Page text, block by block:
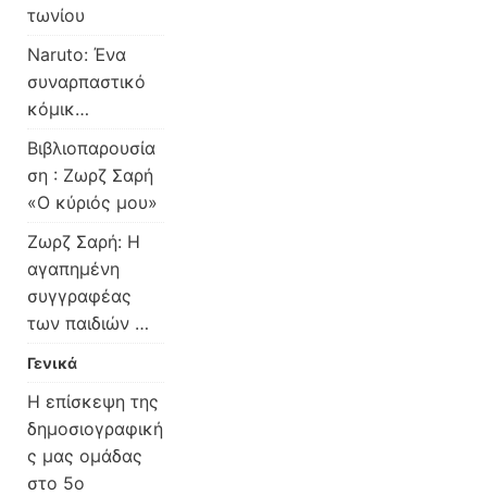
τωνίου
Naruto: Ένα
συναρπαστικό
κόμικ…
Βιβλιοπαρουσία
ση : Ζωρζ Σαρή
«Ο κύριός μου»
Ζωρζ Σαρή: Η
αγαπημένη
συγγραφέας
των παιδιών …
Γενικά
Η επίσκεψη της
δημοσιογραφική
ς μας ομάδας
στο 5ο